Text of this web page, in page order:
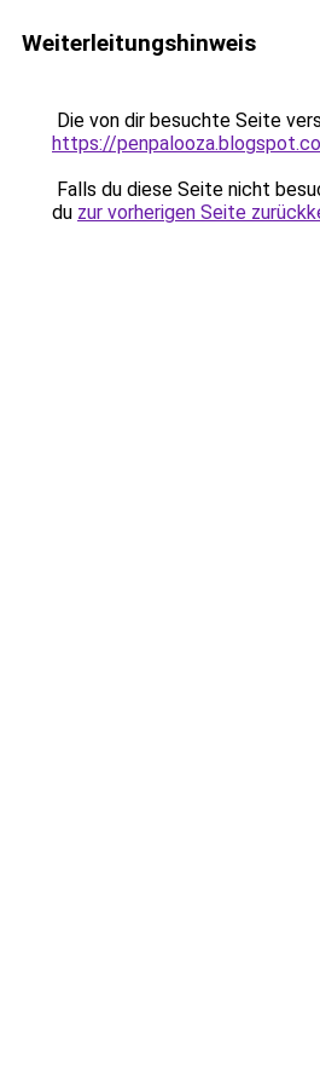
Weiterleitungshinweis
Die von dir besuchte Seite
https://
Falls du diese Seite nicht
du zur vorherigen Seite